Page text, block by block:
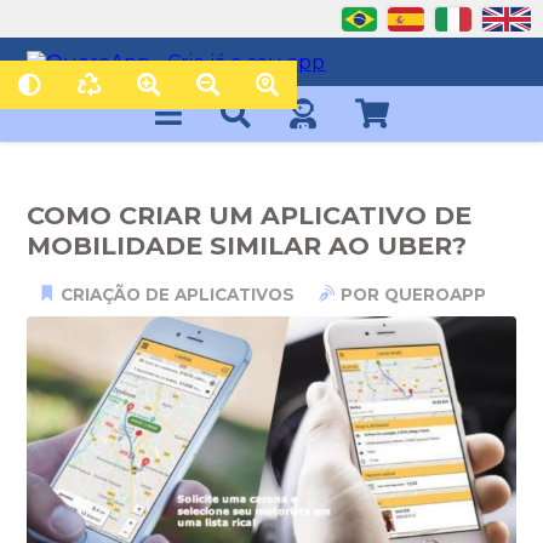
COMO CRIAR UM APLICATIVO DE
MOBILIDADE SIMILAR AO UBER?
CRIAÇÃO DE APLICATIVOS POR QUEROAPP